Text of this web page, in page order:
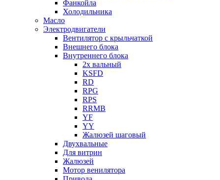
Фанкойла
Холодильника
Масло
Электродвигатели
Вентилятор с крыльчаткой
Внешнего блока
Внутреннего блока
2х вальный
KSFD
RD
RPG
RPS
RRMB
YF
YY
Жалюзей шаговый
Двухвальные
Для витрин
Жалюзей
Мотор венилятора